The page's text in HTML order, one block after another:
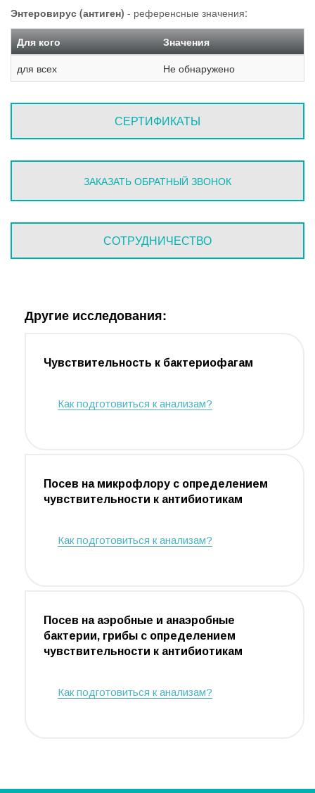
Энтеровирус (антиген) - референсные значения:
Для кого
Значения
для всех
Не обнаружено
СЕРТИФИКАТЫ
ЗАКАЗАТЬ ОБРАТНЫЙ ЗВОНОК
СОТРУДНИЧЕСТВО
Другие исследования:
Чувствительность к бактериофагам
Как подготовиться к анализам?
Посев на микрофлору с определением
чувствительности к антибиотикам
Как подготовиться к анализам?
Посев на аэробные и анаэробные
бактерии, грибы с определением
чувствительности к антибиотикам
Как подготовиться к анализам?